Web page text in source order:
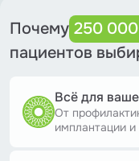
Почему 250
пациентов
Всё для
От
имплантации и